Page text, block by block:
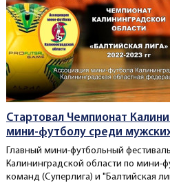
Стартовал Чемпионат
мини-футболу среди
Главный мини-футбольный
Калининградской области по мини-
команд (Суперлига) и "Балтийская